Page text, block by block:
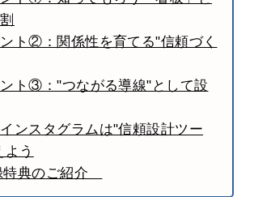
ト②：関係性を育てる"信頼づく
ト③："つながる導線"として設
ンスタグラムは"信頼設計ツー
よう
特典のご紹介